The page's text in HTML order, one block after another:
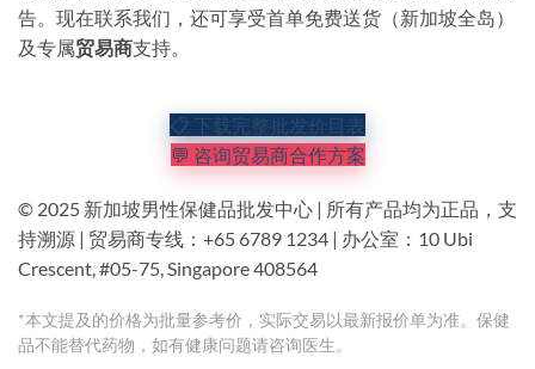
告。现在联系我们，还可享受首单免费送货（新加坡全岛）
及专属贸易商支持。
📋 下载完整批发价目表
💬 咨询贸易商合作方案
© 2025 新加坡男性保健品批发中心 | 所有产品均为正品，支
持溯源 | 贸易商专线：+65 6789 1234 | 办公室：10 Ubi
Crescent, #05-75, Singapore 408564
*本文提及的价格为批量参考价，实际交易以最新报价单为准。保健
品不能替代药物，如有健康问题请咨询医生。